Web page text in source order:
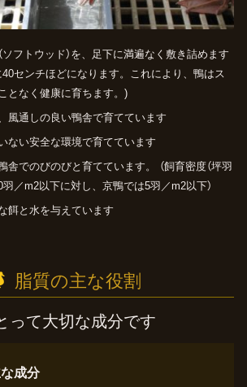
ソフトウッド）を、足下に満遍なく敷き詰めます
40センチほどになります。これにより、鴨はス
となく健康に育ちます。)
風通しの良い鴨舎で育てています
ない安全な環境で育てています
舎でのびのびと育てています。
（飼育密度（坪羽
羽／m2以下に対し、京鴨では5羽／m2以下）
餌と水を与えています
脂質の主な役割
って大切な成分です
成分